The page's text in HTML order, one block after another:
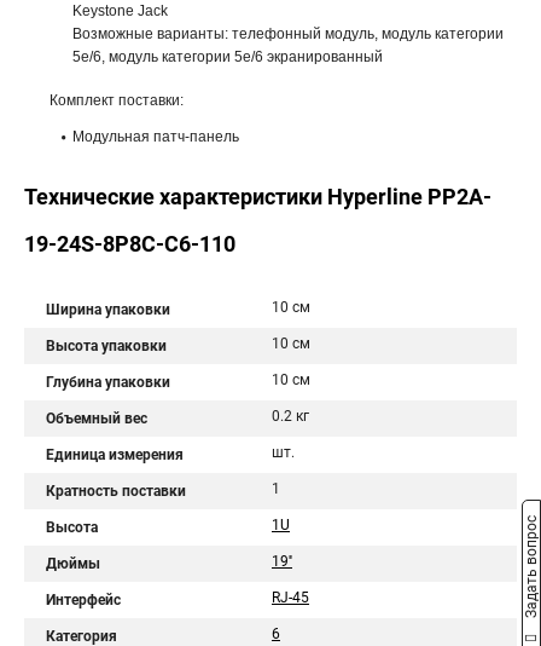
Keystone Jack
Возможные варианты: телефонный модуль, модуль категории
5е/6, модуль категории 5е/6 экранированный
Комплект поставки:
Модульная патч-панель
Технические характеристики Hyperline PP2A-
19-24S-8P8C-C6-110
Ширина упаковки 10 см
Высота упаковки 10 см
Глубина упаковки 10 см
Объемный вес 0.2 кг
Единица измерения шт.
Кратность поставки 1
Высота 1U
Дюймы 19''
Интерфейс RJ-45
Категория 6
Задать вопрос